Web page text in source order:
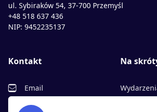
ul. Sybiraków 54, 37-700 Przemyśl
+48 518 637 436
NIP: 9452235137
Kontakt
Email
Facebook
Na